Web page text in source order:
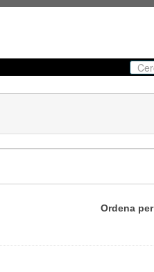
Ordena per